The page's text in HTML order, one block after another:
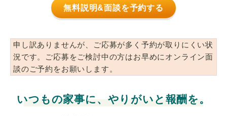
無料説明&面談を予約する
申し訳ありませんが、ご応募が多く予約が取りにくい状
況です。ご応募をご検討中の方はお早めにオンライン面
談のご予約をお願いします。
いつもの家事に、やりがいと報酬を。